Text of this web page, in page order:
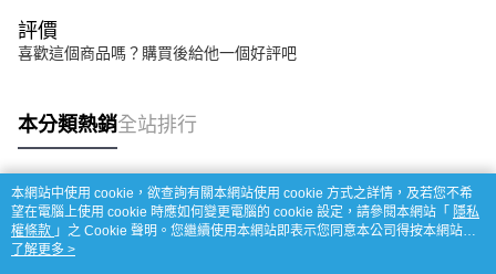
評價
喜歡這個商品嗎？購買後給他一個好評吧
本分類熱銷全站排行
熱門標籤
本網站中使用 cookie，欲查詢有關本網站使用 cookie 方式之詳情，及若您不希
望在電腦上使用 cookie 時應如何變更電腦的 cookie 設定，請參閱本網站「 隱私
權條款 」之 Cookie 聲明。您繼續使用本網站即表示您同意本公司得按本網站使
用條款之 Cookie 聲明使用 cookie。
了解更多 >